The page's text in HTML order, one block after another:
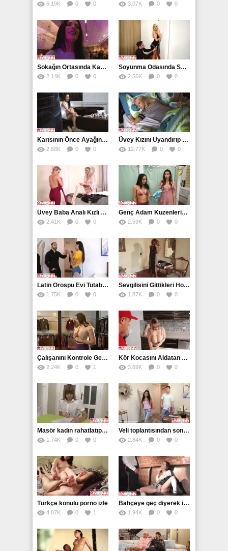
6.19K 0 0 3.07K 0 0
Sokağın Ortasında Karavanda Sikişen Esmer Hatun
2.14K 0 0
Soyunma Odasında Sarışın Müşterisini Siken Genç
2.56K 0 0
Karısının Önce Ayağını Sonra Amını Sikiyor
2.68K 0 0
Üvey Kızını Uyandırıp Zorla Sikiyor
12.77K 0 0
Üvey Baba Analı Kızlı Yapıyor
2.41K 0 0
Genç Adam Kuzenlerini Deneme Kabininde Sikiyor
2.59K 0 0
Latin Orospu Evi Tutabilmek İçin Emlakçıyla Sikişiyor
1.75K 0 0
Sevgilisini Gittikleri Hotelde Aldatıyor
1.87K 0 0
Çalışanını Kontrole Gelen Milf Dayanamayıp Siktiriyor
2.24K 0 1
Kör Kocasını Aldatan Sarışın
3.69K 0 0
Masör kadın rahatlatıp siktiriyor
1.74K 0 0
Veli toplantısından sonra sikti
2.84K 0 0
Türkçe konulu porno izle
4.87K 0 1
Bahçeye geç diyerek işini halletti
1.94K 0 0